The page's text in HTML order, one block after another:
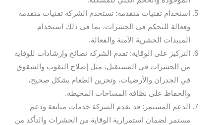
استخدام تقنيات متقدمة: تستخدم الشركة تقنيات متقدمة
وفعالة للتحكم في الحشرات، بما في ذلك استخدام
المبيدات الحشرية الآمنة والفعالة.
التركيز على الوقاية: تقدم الشركة نصائح وإرشادات للوقاية
من الحشرات في المستقبل، مثل إصلاح الثقوب والشقوق
في الجدران والأرضيات، وتخزين الطعام بشكل صحيح،
والحفاظ على نظافة المساحات المحيطة.
الدعم المستمر: قد تقدم الشركة خدمات متابعة ودعم
مستمر لضمان استمرارية الوقاية من الحشرات والتأكد من